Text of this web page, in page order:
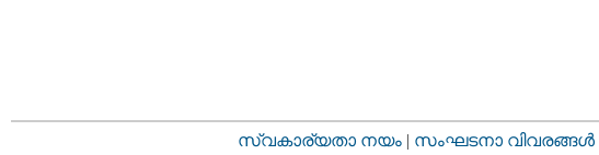
സ്വകാര്യതാ നയം | സംഘടനാ വിവരങ്ങള്‍